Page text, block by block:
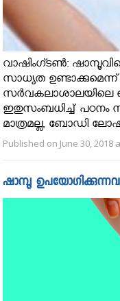
വാഷിംഗ്ടണ്‍:
സാധ്യത
സര്‍വകലാശാലയിലെ
ഇതുസംബധിച്ച് പഠനം
മാത്രമല്ല, ബോഡി
Published on June 30, 2018
ഷാമ്പൂ